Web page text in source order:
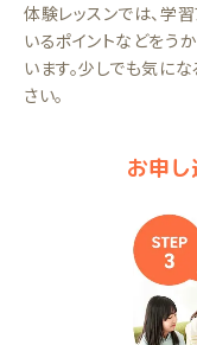
体験レッスンでは、学
いるポイントなどをう
います。少しでも気に
さい。
お申